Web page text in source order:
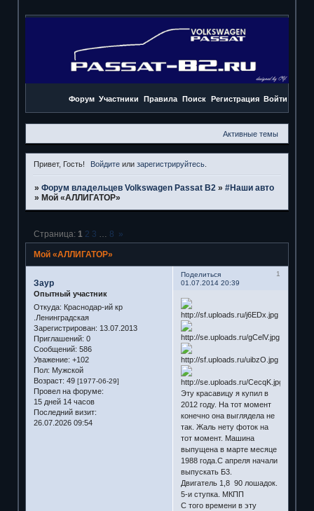
Форум Участники Правила Поиск Регистрация Войти
Активные темы
Привет, Гость! Войдите илизарегистрируйтесь
» Форум владельцев Volkswagen Passat B2 » #Наши авто
» Мой «АЛЛИГАТОР»
Мой «АЛЛИГАТОР»
Страница: 1 2 3 8 »
Поделиться
1
01.07.2014 20:39
Заур
Опытный участник
Откуда: Краснодар-ий кр
.Ленинградская
Зарегистрирован: 13.07.2013
Приглашений: 0
Сообщений: 586
Уважение: +102
Пол: Мужской
Возраст: 49 [1977-06-29]
Провел на форуме:
15 дней 14 часов
Последний визит:
26.07.2026 09:54
Эту красавицу я купил в
2012 году. На тот момент
конечно она выглядела не
так. Жаль нету фоток на
тот момент. Машина
выпущена в марте месяце
1988 года.С апреля начали
выпускать Б3.
Двигатель 1,8 90 лошадок.
5-и ступка. МКПП
С того времени в эту